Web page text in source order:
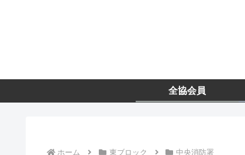
全協会員
ホーム 東ブロック 中央消防署